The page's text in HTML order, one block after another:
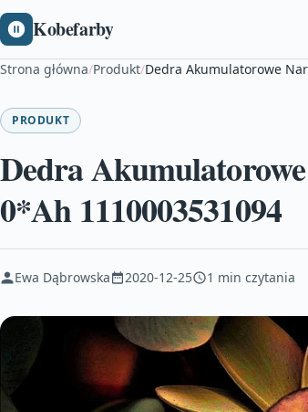
Kobefarby
Strona główna/Produkt/Dedra Akumulatorowe
PRODUKT
Dedra
0*Ah 1110003531094
Ewa Dąbrowska 2020-12-25 1 min czytania